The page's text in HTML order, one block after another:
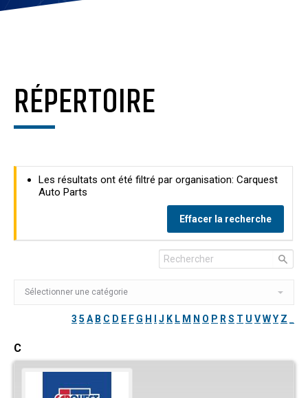
RÉPERTOIRE
Les résultats ont été filtré par organisation: Carquest
Auto Parts
Effacer la recherche
3 5 A B C D E F G H J K L M N O P R S T U VWY Z
C